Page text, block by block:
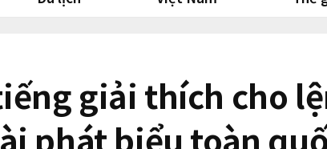
giải thích cho
phát biểu toàn